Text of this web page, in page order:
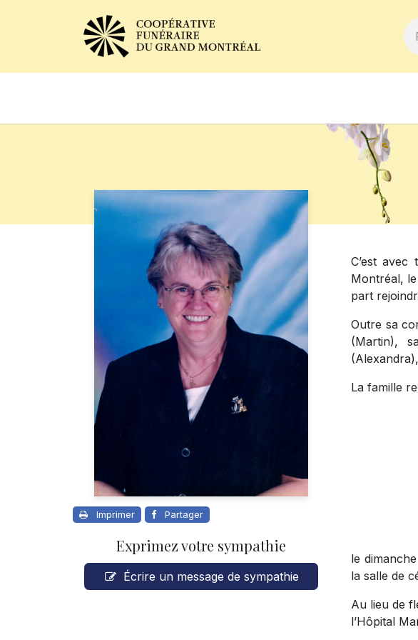
Imprimer Partager
Exprimez votre sympathie
Écrire un message de sympathie
C’est
Montréal, le
part
Outre sa
(Martin),
La famille
le
la salle de
Au lieu de
l’Hôpital